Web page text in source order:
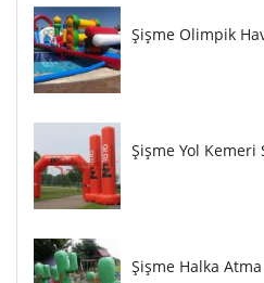
Şişme Olimpik
Şişme Yol Kemeri
Şişme Halka